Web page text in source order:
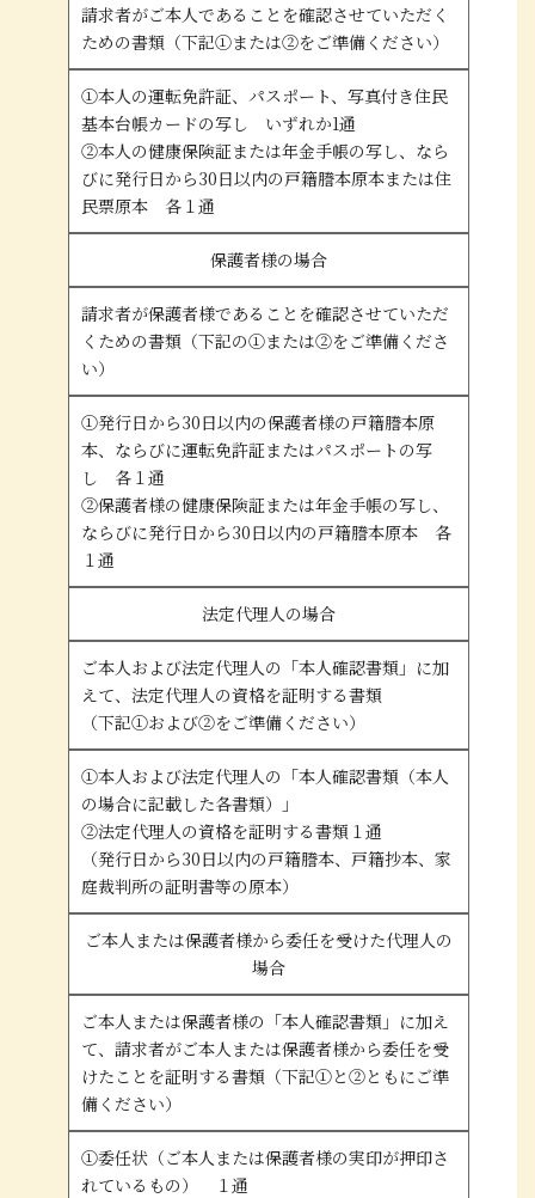
請求者がご本人であることを確認させていただく
ための書類（下記①または②をご準備ください）
①本人の運転免許証、パスポート、写真付き住民
基本台帳カードの写し いずれか1通
②本人の健康保険証または年金手帳の写し、なら
びに発行日から30日以内の戸籍謄本原本または住
民票原本 各１通
保護者様の場合
請求者が保護者様であることを確認させていただ
くための書類（下記の①または②をご準備くださ
い）
①発行日から30日以内の保護者様の戸籍謄本原
本、ならびに運転免許証またはパスポートの写
し 各１通
②保護者様の健康保険証または年金手帳の写し、
ならびに発行日から30日以内の戸籍謄本原本 各
１通
法定代理人の場合
ご本人および法定代理人の「本人確認書類」に加
えて、法定代理人の資格を証明する書類
（下記①および②をご準備ください）
①本人および法定代理人の「本人確認書類（本人
の場合に記載した各書類）」
②法定代理人の資格を証明する書類１通
（発行日から30日以内の戸籍謄本、戸籍抄本、家
庭裁判所の証明書等の原本）
ご本人または保護者様から委任を受けた代理人の
場合
ご本人または保護者様の「本人確認書類」に加え
て、請求者がご本人または保護者様から委任を受
けたことを証明する書類（下記①と②ともにご準
備ください）
①委任状（ご本人または保護者様の実印が押印さ
れているもの） １通